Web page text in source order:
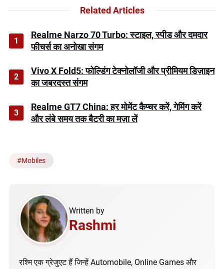
Related Articles
1
Realme Narzo 70 Turbo: स्टाइल, स्पीड और दमदार
फीचर्स का अनोखा संगम
2
Vivo X Fold5: फोल्डिंग टेक्नोलॉजी और प्रीमियम डिज़ाइन
का जबरदस्त संगम
3
Realme GT7 China: हर मोमेंट कैप्चर करें, गेमिंग करें
और लंबे समय तक बैटरी का मज़ा लें
#Mobiles
Written by
Rashmi
रश्मि एक ग्रेजुएट हैं जिन्हें Automobile, Online Games और